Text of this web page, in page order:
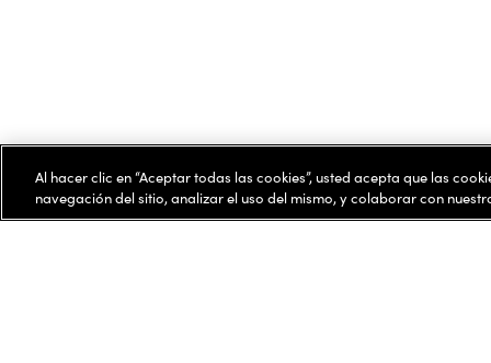
Al hacer clic en “Aceptar todas las cookies”, usted acepta que las
navegación del sitio, analizar el uso del mismo, y colaborar con